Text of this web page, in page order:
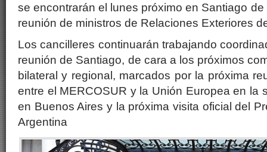
se encontrarán el lunes próximo en Santiago
reunión de ministros de Relaciones Exteriores
Los cancilleres continuarán trabajando
reunión de Santiago, de cara a los próximos
bilateral y regional, marcados por la próxima
entre el MERCOSUR y la Unión Europea en la
en Buenos Aires y la próxima visita oficial del
Argentina